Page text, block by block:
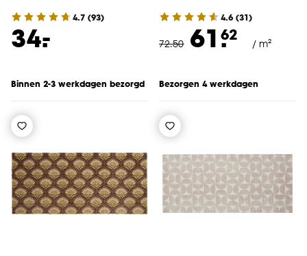
4.7 (93)
34.
-
Binnen 2-3 werkdagen bezorgd
4.6 (31)
72.50 61.62
/ m²
Bezorgen 4 werkdagen